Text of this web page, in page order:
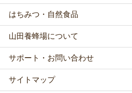
はちみつ・自然食品
山田養蜂場について
サポート・お問い合わせ
サイトマップ